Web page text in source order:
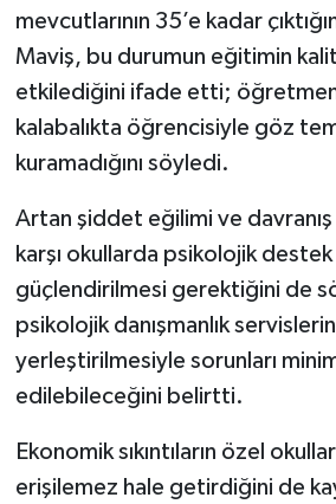
mevcutlarının 35’e kadar
Maviş, bu durumun eğitimin
etkilediğini ifade etti;
kalabalıkta öğrencisiyle göz
kuramadığını söyledi.
Artan şiddet eğilimi ve davranış
karşı okullarda psikolojik
güçlendirilmesi gerektiğini de
psikolojik danışmanlık
yerleştirilmesiyle sorunları
edilebileceğini belirtti.
Ekonomik sıkıntıların özel
erişilemez hale getirdiğini de